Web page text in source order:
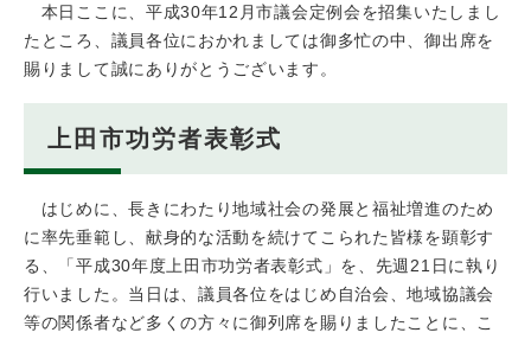
本日ここに、平成30年12月市議会定例会を招集いたしまし
たところ、議員各位におかれましては御多忙の中、御出席を
賜りまして誠にありがとうございます。
上田市功労者表彰式
はじめに、長きにわたり地域社会の発展と福祉増進のため
に率先垂範し、献身的な活動を続けてこられた皆様を顕彰す
る、「平成30年度上田市功労者表彰式」を、先週21日に執り
行いました。当日は、議員各位をはじめ自治会、地域協議会
等の関係者など多くの方々に御列席を賜りましたことに、こ